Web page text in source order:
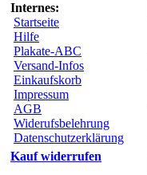
Internes:
Startseite
Hilfe
Plakate-ABC
Versand-Infos
Einkaufskorb
Impressum
AGB
Widerufsbelehrung
Datenschutzerklärung
Kauf widerrufen